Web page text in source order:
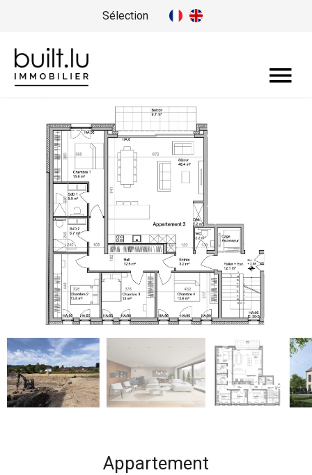
Sélection
Appartement